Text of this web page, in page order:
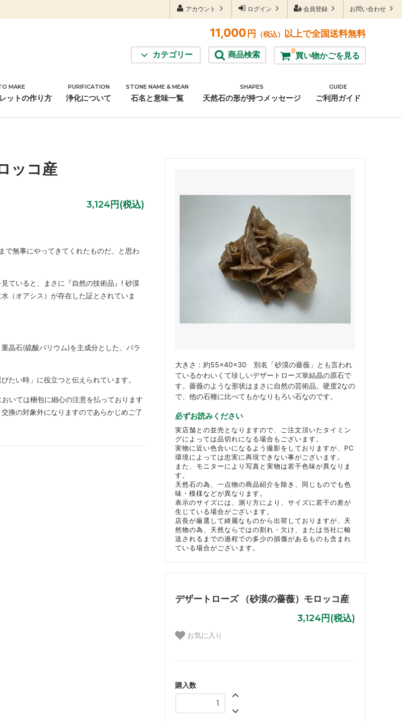
お問い合わせ
会員登録
ログイン
アカウント
11,000 円 （税込） 以上で全国送料無料
0買い物かごを見る
商品検索
カテゴリー
アクセサリーパーツ 雑貨
MAKE
ットの作り方
PURIFICATION
浄化について
STONE NAME & MEAN
石名と意味一覧
SHAPES
天然石の形が持つメッセージ
GUIDE
ご利用ガイド
大きさ：約55×40×30 別名「砂漠の薔薇」とも言われ
ているかわいくて珍しいデザートローズ単結晶の原石で
す。薔薇のような形状はまさに自然の芸術品。硬度2なの
で、他の石種に比べてもかなりもろい石なのです。
必ずお読みください
実店舗との並売となりますので、ご注文頂いたタイミン
グによっては品切れになる場合もございます。
実物に近い色合いになるよう撮影をしておりますが、PC
環境によっては忠実に再現できない事がございます。
また、モニターにより写真と実物は若干色味が異なりま
す。
天然石の為、一点物の商品紹介を除き、同じものでも色
味・模様などが異なります。
表示のサイズには、測り方により、サイズに若干の差が
生じている場合がございます。
店長が厳選して綺麗なものから出荷しておりますが、天
然物の為、天然ならではの割れ・欠け、または当社に輸
送されるまでの過程での多少の損傷があるものも含まれ
ている場合がございます。
デザートローズ （砂漠の薔薇）モロッコ産
3,124円(税込)
お気に入り
購入数
ッコ産
3,124円(税込)
で無事にやってきてくれたものだ、と思わ
ていると、まさに『自然の技術品』! 砂漠
（オアシス）が存在した証とされていま
晶石(硫酸バリウム)を主成分とした、バラ
たい時」に役立つと伝えられています。
いては梱包に細心の注意を払っております
換の対象外になりますのであらかじめご了